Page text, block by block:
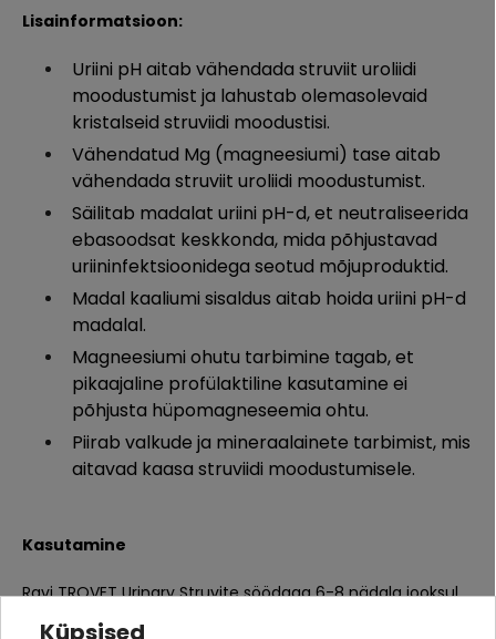
Lisainformatsioon:
Uriini pH aitab vähendada struviit uroliidi
moodustumist ja lahustab olemasolevaid
kristalseid struviidi moodustisi.
Vähendatud Mg (magneesiumi) tase aitab
vähendada struviit uroliidi moodustumist.
Säilitab madalat uriini pH-d, et neutraliseerida
ebasoodsat keskkonda, mida põhjustavad
uriininfektsioonidega seotud mõjuproduktid.
Madal kaaliumi sisaldus aitab hoida uriini pH-d
madalal.
Magneesiumi ohutu tarbimine tagab, et
pikaajaline profülaktiline kasutamine ei
põhjusta hüpomagneseemia ohtu.
Piirab valkude ja mineraalainete tarbimist, mis
aitavad kaasa struviidi moodustumisele.
Kasutamine
Ravi TROVET Urinary Struvite söödaga 6-8 nädala jooksul
hoiab ära struviitkivide taastumise ja aitab täielikult
Küpsised